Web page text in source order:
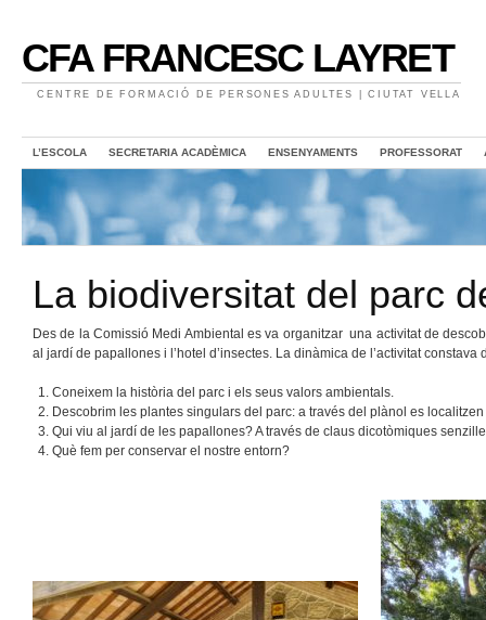
CFA FRANCESC LAYRET
CENTRE DE FORMACIÓ DE PERSONES ADULTES | CIUTAT VELLA
L’ESCOLA SECRETARIA ACADÈMICA ENSENYAMENTS PROFESSORAT
La biodiversitat del parc
Des de la Comissió Medi Ambiental es va organitzar una activitat de
al jardí de papallones i l’hotel d’insectes. La dinàmica de l’activitat constava
Coneixem la història del parc i els seus valors ambientals.
Descobrim les plantes singulars del parc: a través del plànol es
Qui viu al jardí de les papallones? A través de claus dicotòmiques
Què fem per conservar el nostre entorn?